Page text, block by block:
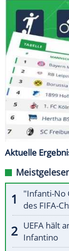
Aktuelle
"Infanti-No
des FIFA-
UEFA hält
Infantino